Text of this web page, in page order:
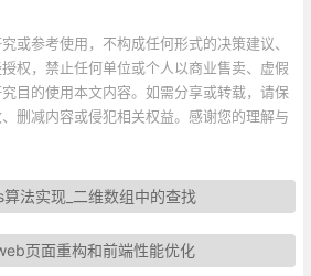
或参考使用，不构成任何形式的决策建议、
权，禁止任何单位或个人以商业售卖、虚假
目的使用本文内容。如需分享或转载，请保
删减内容或侵犯相关权益。感谢您的理解与
算法实现_二维数组中的查找
页面重构和前端性能优化